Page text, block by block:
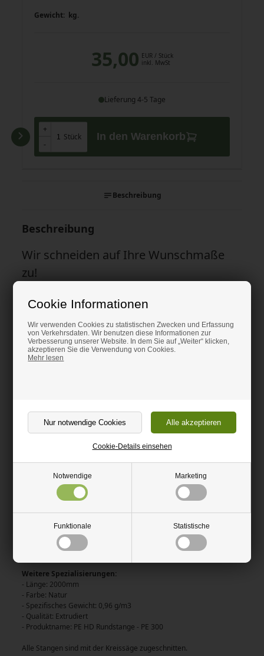
Cookie Informationen
Wir verwenden Cookies zu statistischen Zwecken und Erfassung
von Verkehrsdaten. Wir benutzen diese Informationen zur
Verbesserung unserer Website. In dem Sie auf „Weiter“ klicken,
akzeptieren Sie die Verwendung von Cookies.
Mehr lesen
Notwendige Marketing
Funktionale Statistische
Cookie-Details einsehen
Gewicht: kg.
35,00 EUR/ Stück
inkl. MwSt
Lieferung 4-5 Tage
+
-
Stück
+
-
In den Warenkorb
Beschreibung
Beschreibung
Wir schneiden auf Ihre Wunschmaße
zu!
Geben Sie die gewünschten Längen ein. Beachten Sie, dass die
Gesamtlänge für jeden Sägeschnitt 5 mm beträgt.
Massiv Stange Natur.
Lebensmittel genehmigt.
Wird mit einer feinzahnigen Kreissäge, Stichsäge oder
Handsäge beschnitten.
Sehr wetterbeständig, kann im Außenbereich angewendet
Sehr Verschleißfest.
Eine Massive Rundstange mit einer leicht geschliffen Oberfläche.
Die Rundstange ist für Lebensmittel genehmigt und eignet sich
daher um in der Küche, Schlachtereien, u.v.m. verwendet zu
Weitere Spezialisierungen:
- Länge: 2000mm
- Farbe: Natur
- Spezifisches Gewicht: 0,96 g/m3
- Qualität: Extrudiert
- Produktname: PE HD Rundstange - PE 300
Alle Stangen sind mit der Kreissäge zugeschnitten.